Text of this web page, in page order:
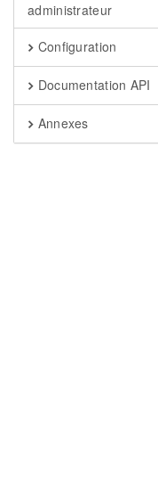
administrateur
Configuration
Documentation API
Annexes